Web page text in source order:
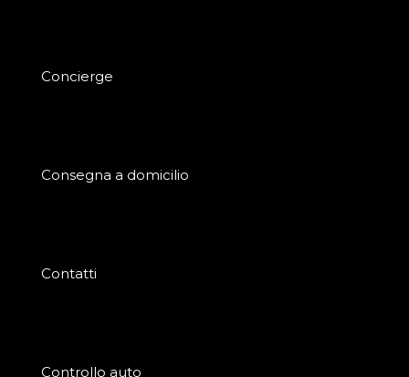
Concierge
Consegna a domicilio
Contatti
Controllo auto